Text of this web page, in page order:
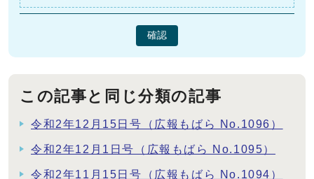
確認
この記事と同じ分類の記事
令和2年12月15日号（広報もばら No.1096）
令和2年12月1日号（広報もばら No.1095）
令和2年11月15日号（広報もばら No.1094）